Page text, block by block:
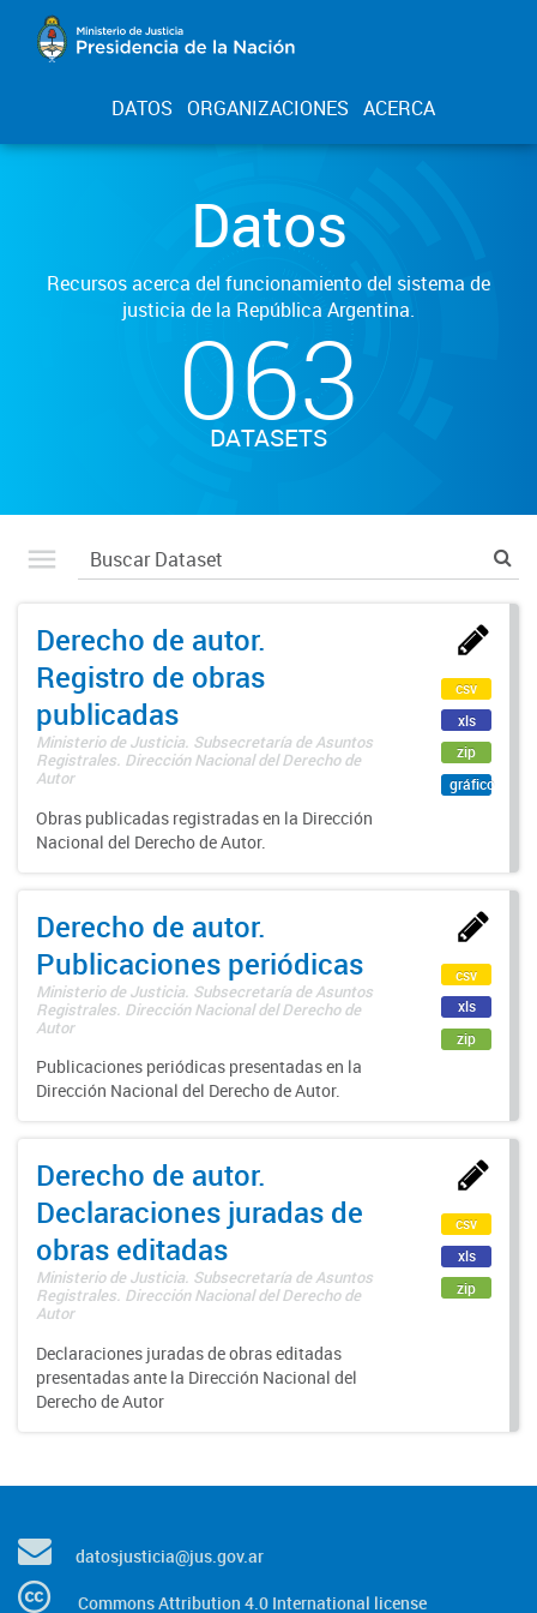
DATOS ORGANIZACIONES ACERCA
Datos
Recursos acerca del funcionamiento del sistema de
justicia de la República Argentina.
063
DATASETS
Derecho de autor.
Registro de obras
publicadas
Ministerio de Justicia. Subsecretaría de Asuntos
Registrales. Dirección Nacional del Derecho de
Autor
Obras publicadas registradas en la Dirección
Nacional del Derecho de Autor.
csv
xls
zip
gráfico
Derecho de autor.
Publicaciones periódicas
Ministerio de Justicia. Subsecretaría de Asuntos
Registrales. Dirección Nacional del Derecho de
Autor
Publicaciones periódicas presentadas en la
Dirección Nacional del Derecho de Autor.
csv
xls
zip
Derecho de autor.
Declaraciones juradas de
obras editadas
Ministerio de Justicia. Subsecretaría de Asuntos
Registrales. Dirección Nacional del Derecho de
Autor
Declaraciones juradas de obras editadas
presentadas ante la Dirección Nacional del
Derecho de Autor
csv
xls
zip
datosjusticia@jus.gov.ar
Commons Attribution 4.0 International license